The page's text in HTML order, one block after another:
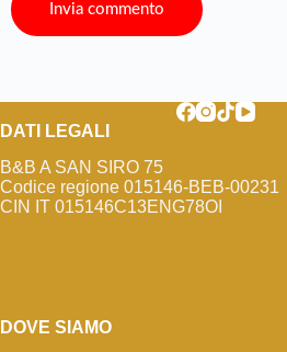
Invia commento
DATI LEGALI
B&B A SAN SIRO 75
Codice regione 015146-BEB-00231
CIN IT 015146C13ENG78OI
DOVE SIAMO